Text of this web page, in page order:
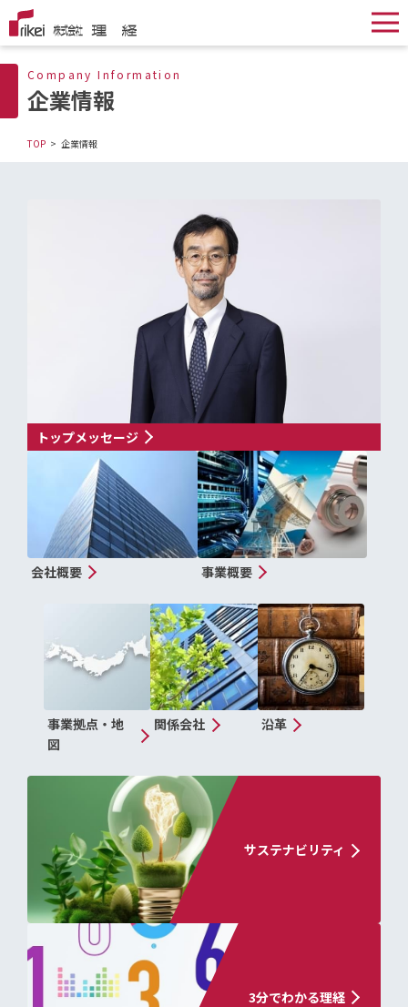
Company Information
企業情報
TOP 企業情報
トップメッセージ
会社概要 事業概要
事業拠点・地
図
関係会社 沿革
サステナビリティ
3分でわかる理経